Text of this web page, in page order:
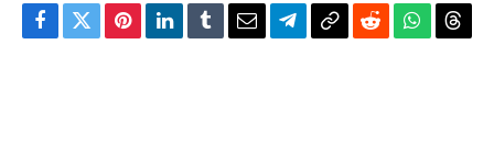
Facebook
TwitterPinterestLinkedIn
TumblrEmailTelegram
CopyReddit